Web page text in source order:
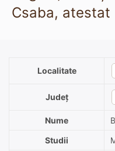
Csaba, atestat
Localitate
Județ
Nume
Studii